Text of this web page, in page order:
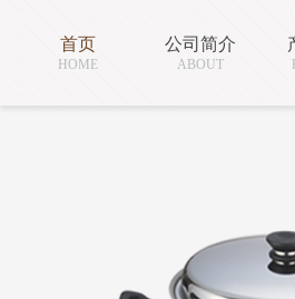
首页
HOME
公司简介
ABOUT